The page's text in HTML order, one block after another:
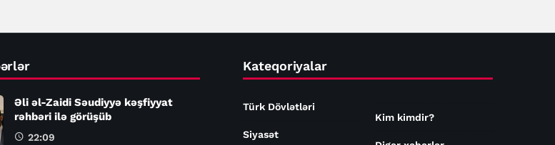
Əli əl-Zaidi Səudiyyə kəşfiyyat
rəhbəri ilə görüşüb
22:09
Kateqoriyalar
Türk Dövlətləri
Siyasət
Kim kimdir?